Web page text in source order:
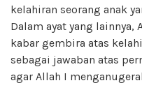
kelahiran seorang anak
Dalam ayat yang lainnya,
kabar gembira atas
sebagai jawaban atas
agar Allah I